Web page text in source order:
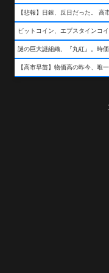
【悲報】日銀、反日だった。 高
ビットコイン、エプスタインコ